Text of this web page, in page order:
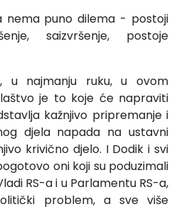
nema puno dilema - postoji
saizvršenje, postoje
u najmanju ruku, u ovom
je to koje će napraviti
kažnjivo pripremanje i
djela napada na ustavni
krivično djelo. I Dodik i svi
oni koji su poduzimali
RS-a i u Parlamentu RS-a,
problem, a sve više